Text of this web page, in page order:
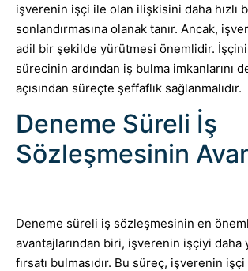
işverenin işçi ile olan ilişkisini daha hızlı
sonlandırmasına olanak tanır. Ancak,
adil bir şekilde yürütmesi önemlidir.
sürecinin ardından iş bulma imkanlarını
açısından süreçte şeffaflık sağlanmalıdır.
Deneme Süreli İş
Sözleşmesinin
Deneme süreli iş sözleşmesinin en
avantajlarından biri, işverenin işçiyi daha
fırsatı bulmasıdır. Bu süreç, işverenin